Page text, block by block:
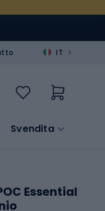
IT >
Svendita
Essential